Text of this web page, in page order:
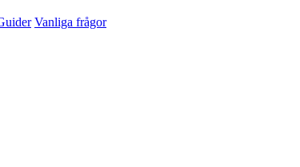
Vanliga frågor